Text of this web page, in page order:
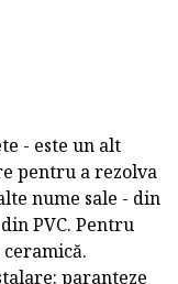
- este un alt
pentru a rezolva
nume sale - din
PVC. Pentru
paranteze